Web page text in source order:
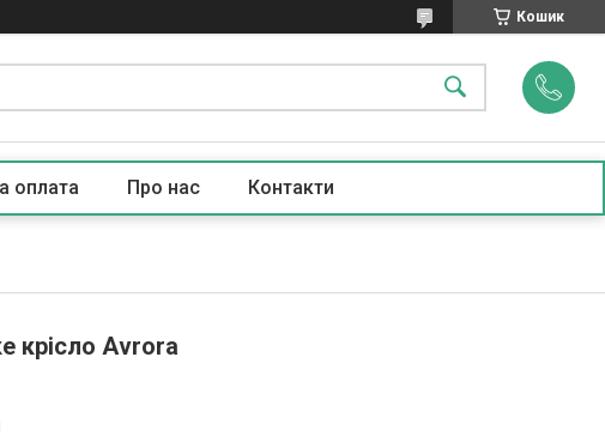
Кошик
оплата Про нас Контакти
крісло Avrora